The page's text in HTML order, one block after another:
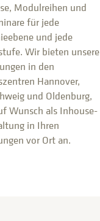
Modulreihen und
für jede
und jede
Wir bieten unsere
in den
Hannover,
und Oldenburg,
Wunsch als Inhouse-
in Ihren
vor Ort an.